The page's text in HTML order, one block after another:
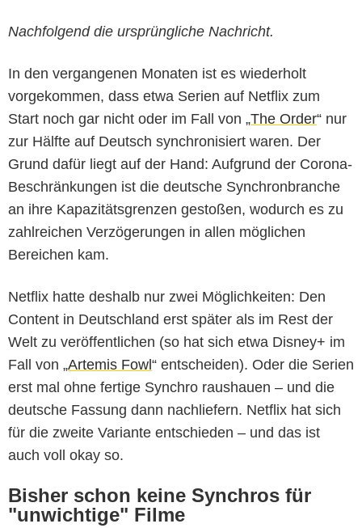
Nachfolgend die ursprüngliche Nachricht.
In den vergangenen Monaten ist es wiederholt
vorgekommen, dass etwa Serien auf Netflix zum
Start noch gar nicht oder im Fall von „The Order“ nur
zur Hälfte auf Deutsch synchronisiert waren. Der
Grund dafür liegt auf der Hand: Aufgrund der Corona-
Beschränkungen ist die deutsche Synchronbranche
an ihre Kapazitätsgrenzen gestoßen, wodurch es zu
zahlreichen Verzögerungen in allen möglichen
Bereichen kam.
Netflix hatte deshalb nur zwei Möglichkeiten: Den
Content in Deutschland erst später als im Rest der
Welt zu veröffentlichen (so hat sich etwa Disney+ im
Fall von „Artemis Fowl“ entscheiden). Oder die Serien
erst mal ohne fertige Synchro raushauen – und die
deutsche Fassung dann nachliefern. Netflix hat sich
für die zweite Variante entschieden – und das ist
auch voll okay so.
Bisher schon keine Synchros für
"unwichtige" Filme